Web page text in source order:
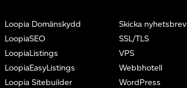
Loopia Domänskydd
LoopiaSEO
LoopiaListings
LoopiaEasyListings
Loopia Sitebuilder
Skicka nyhetsbrev
SSL/TLS
VPS
Webbhotell
WordPress